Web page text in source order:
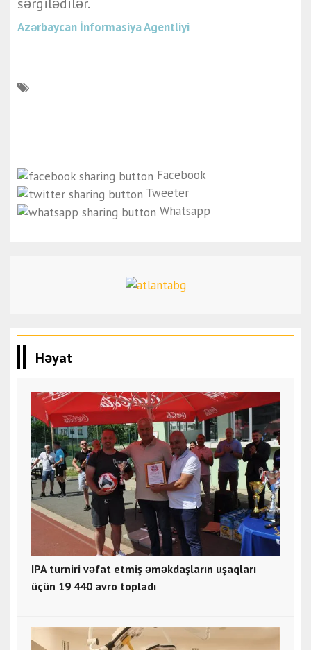
sərgilədilər.
Azərbaycan İnformasiya Agentliyi
Facebook
Tweeter
Whatsapp
Həyat
IPA turniri vəfat etmiş əməkdaşların uşaqları
üçün 19 440 avro topladı